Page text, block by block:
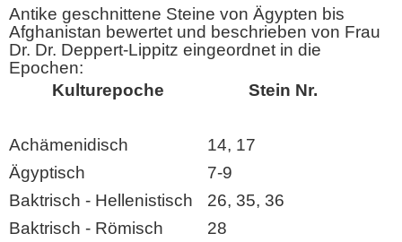
Antike geschnittene Steine von Ägypten bis
Afghanistan bewertet und beschrieben von Frau
Dr. Dr. Deppert-Lippitz eingeordnet in die
Epochen:
Kulturepoche
Stein Nr.
Achämenidisch
14, 17
Ägyptisch
7-9
Baktrisch - Hellenistisch
26, 35, 36
Baktrisch - Römisch
28